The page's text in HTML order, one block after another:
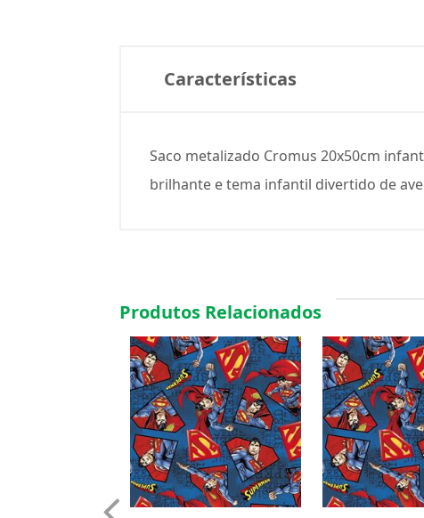
Características
Saco metalizado Cromus 20x50cm
brilhante e tema infantil divertido de
Produtos Relacionados